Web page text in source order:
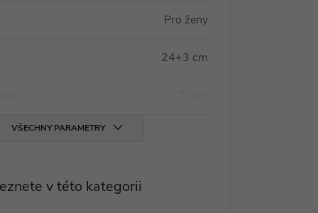
Pro ženy
24+3 cm
VŠECHNY PARAMETRY
v této kategorii